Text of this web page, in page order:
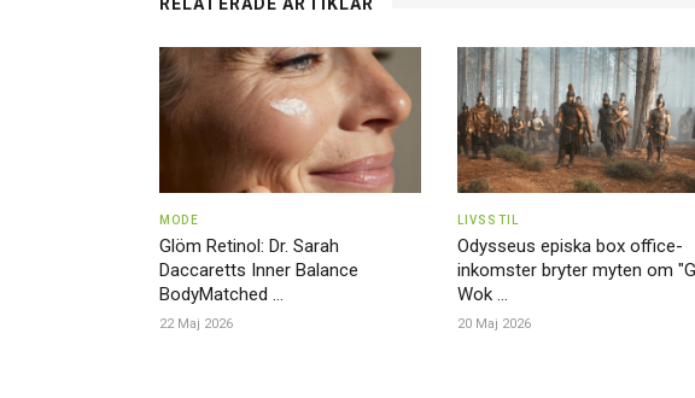
MODE
Glöm Retinol: Dr. Sarah
Daccaretts Inner Balance
BodyMatched ...
22 Maj 2026
LIVSSTIL
Odysseus episka box office-
inkomster bryter myten om
Wok ...
20 Maj 2026